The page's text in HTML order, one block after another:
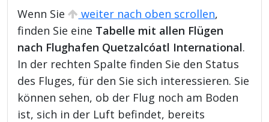
Wenn Sie weiter nach oben scrollen,
finden Sie eine Tabelle mit allen Flügen
nach Flughafen Quetzalcóatl International.
In der rechten Spalte finden Sie den Status
des Fluges, für den Sie sich interessieren. Sie
können sehen, ob der Flug noch am Boden
ist, sich in der Luft befindet, bereits